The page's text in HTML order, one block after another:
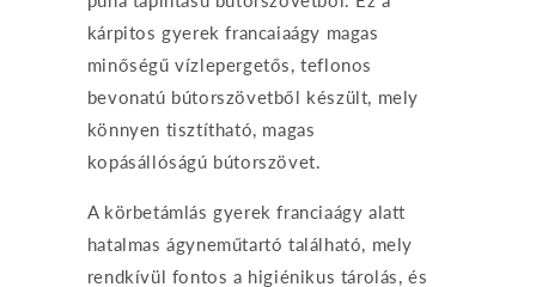
kárpitos gyerek francaiaágy magas
minőségű vízlepergetős, teflonos
bevonatú bútorszövetből készült, mely
könnyen tisztítható, magas
kopásállóságú bútorszövet.
A körbetámlás gyerek franciaágy alatt
hatalmas ágyneműtartó található, mely
rendkívül fontos a higiénikus tárolás, és